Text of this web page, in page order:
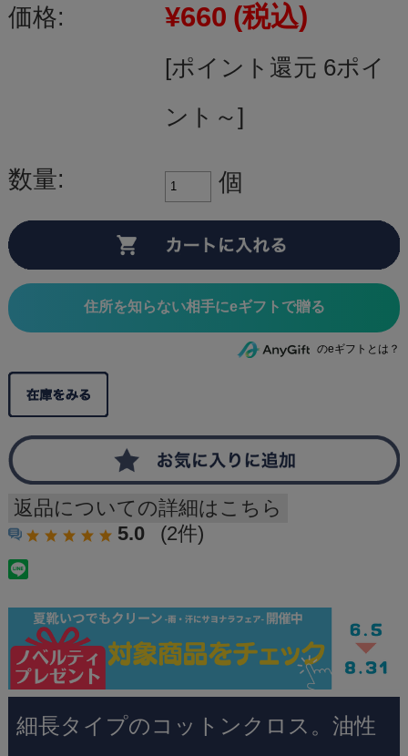
価格: ¥660 (税込)
[ポイント還元 6ポイ
ント～]
数量: 個
住所を知らない相手にeギフトで贈る
のeギフトとは？
返品についての詳細はこちら
5.0
(2件)
細長タイプのコットンクロス。油性